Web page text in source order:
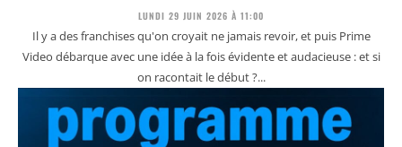
LUNDI 29 JUIN 2026 À 11:00
Il y a des franchises qu'on croyait ne jamais revoir, et puis Prime
Video débarque avec une idée à la fois évidente et audacieuse : et si
on racontait le début ?...